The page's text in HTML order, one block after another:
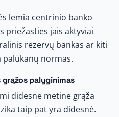
lemia centrinio banko
priežasties jais aktyviai
rezervų bankas ar kiti
normas.
palyginimas
didesne metine grąža
taip pat yra didesnė.